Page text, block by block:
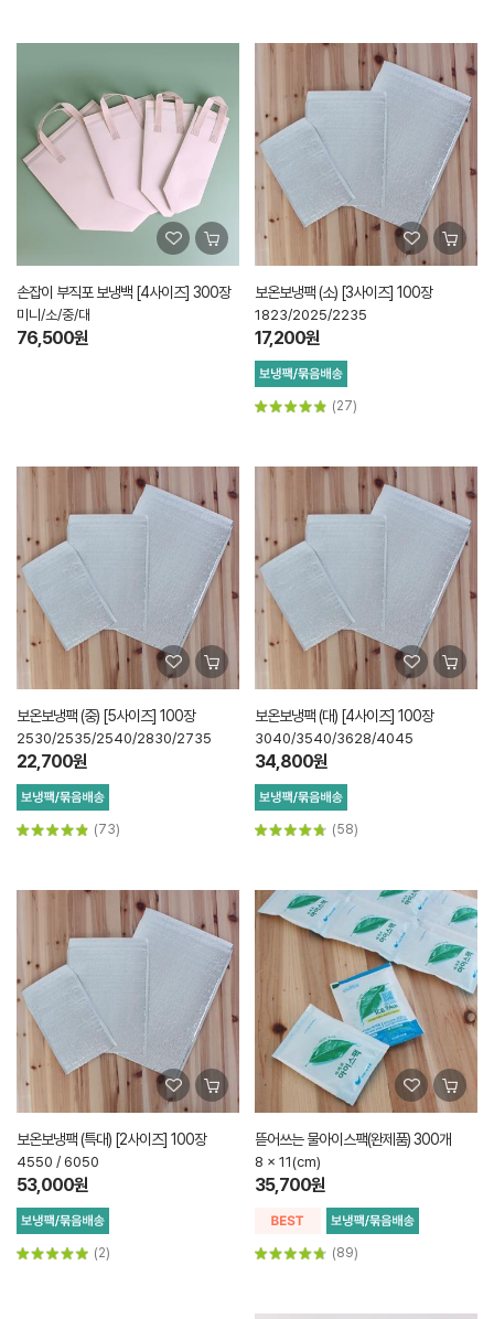
손잡이 부직포 보냉백 [4사이즈] 300장
미니/소/중/대
76,500원
보온보냉팩 (소) [3사이즈] 100장
1823/2025/2235
17,200원
(27)
보온보냉팩 (중) [5사이즈] 100장
2530/2535/2540/2830/2735
22,700원
(73)
보온보냉팩 (대) [4사이즈] 100장
3040/3540/3628/4045
34,800원
(58)
보온보냉팩 (특대) [2사이즈] 100장
4550 / 6050
53,000원
(2)
뜯어쓰는 물아이스팩(완제품) 300개
8 x 11(cm)
35,700원
(89)